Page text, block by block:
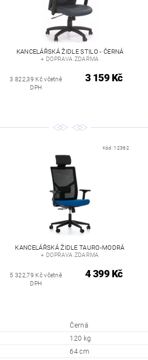
KANCELÁŘSKÁ ŽIDLE STILO - ČERNÁ
+ DOPRAVA ZDARMA
3 822,39 Kč včetně
DPH
3 159 Kč
Kód: 12362
KANCELÁŘSKÁ ŽIDLE TAURO-MODRÁ
+ DOPRAVA ZDARMA
5 322,79 Kč včetně
DPH
4 399 Kč
Černá
120 kg
64 cm